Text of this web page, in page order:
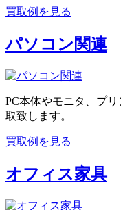
買取例を見る
パソコン関連
PC本体やモニタ、プ
取致します。
買取例を見る
オフィス家具